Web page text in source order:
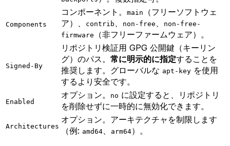
Components
コンポーネント。 main
（フリーソフトウェ
ア）、
contrib 、 non-free 、
non-free-
firmware
（非フリーファームウェア）。
Signed-By
リポジトリ検証用 GPG 公開鍵（キーリン
グ）のパス。 常に明示的に指定することを
推奨します。グローバルな apt-key を使用
するより安全です。
Enabled
オプション。 no に設定すると、リポジトリ
を削除せずに一時的に無効化できます。
Architectures
オプション。アーキテクチャを制限します
（例: amd64、 arm64）。